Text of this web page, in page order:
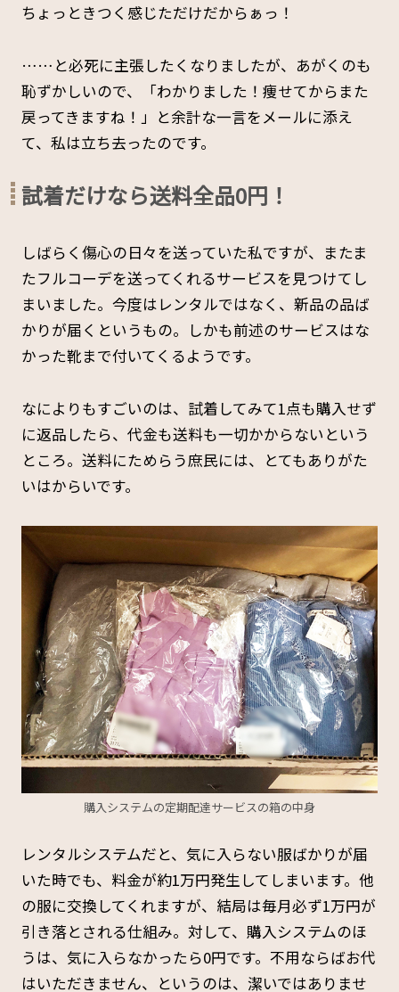
ちょっときつく感じただけだからぁっ！
……と必死に主張したくなりましたが、あがくのも
恥ずかしいので、「わかりました！痩せてからまた
戻ってきますね！」と余計な一言をメールに添え
て、私は立ち去ったのです。
試着だけなら送料全品0円！
しばらく傷心の日々を送っていた私ですが、またま
たフルコーデを送ってくれるサービスを見つけてし
まいました。今度はレンタルではなく、新品の品ば
かりが届くというもの。しかも前述のサービスはな
かった靴まで付いてくるようです。
なによりもすごいのは、試着してみて1点も購入せず
に返品したら、代金も送料も一切かからないという
ところ。送料にためらう庶民には、とてもありがた
いはからいです。
購入システムの定期配達サービスの箱の中身
レンタルシステムだと、気に入らない服ばかりが届
いた時でも、料金が約1万円発生してしまいます。他
の服に交換してくれますが、結局は毎月必ず1万円が
引き落とされる仕組み。対して、購入システムのほ
うは、気に入らなかったら0円です。不用ならばお代
はいただきません、というのは、潔いではありませ